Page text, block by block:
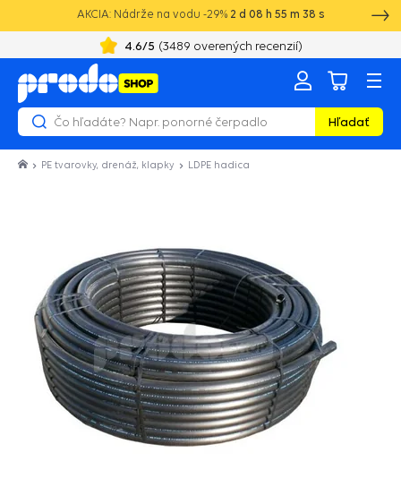
AKCIA: Nádrže na vodu -29% 2 d 08 h 55 m 38 s
4.6/5 (3489 overených recenzií)
Hľadať
PE tvarovky, drenáž, klapky LDPE hadica